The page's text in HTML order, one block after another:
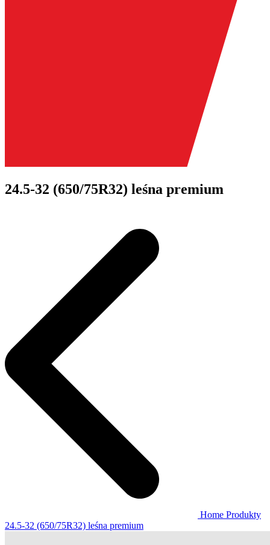
24.5-32 (650/75R32) leśna premium
Home Produkty
24.5-32 (650/75R32) leśna premium